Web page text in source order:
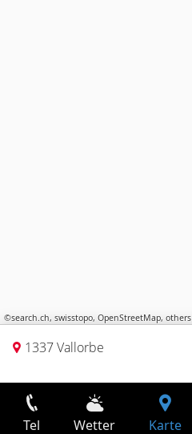
©search.ch, swisstopo, OpenStreetMap, others
1337 Vallorbe
Tel Wetter Karte